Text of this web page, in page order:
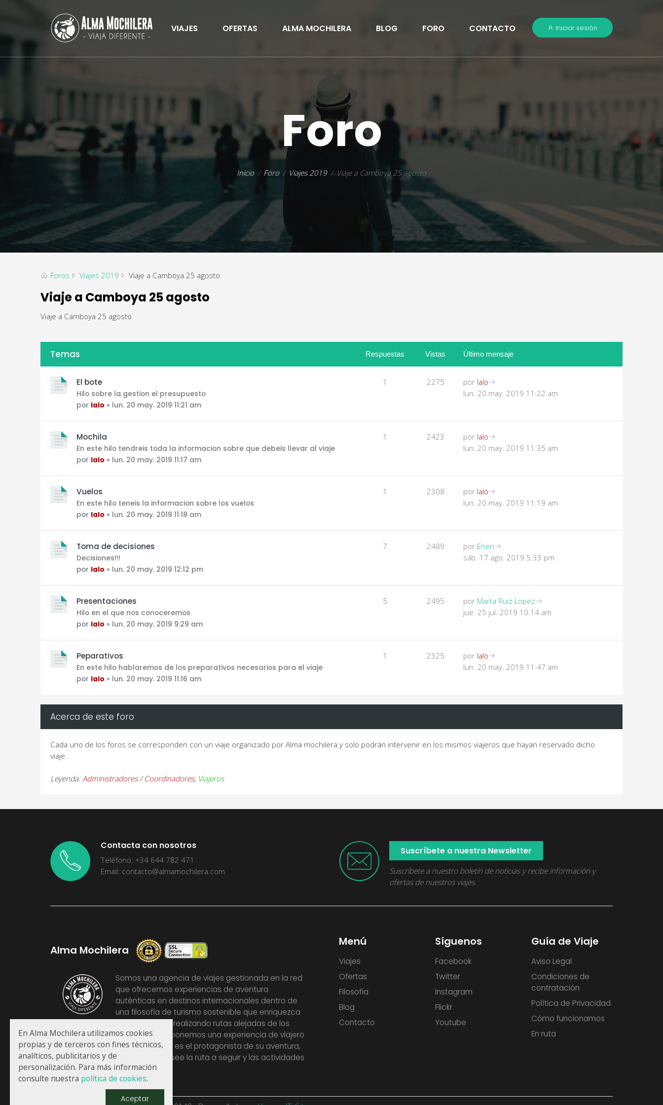
Iniciar sesión
VIAJES OFERTAS ALMA MOCHILERA BLOG FORO CONTACTO
Foro
Inicio Foro Viajes 2019 Viaje a Camboya 25 agosto
Foros Viajes 2019 Viaje a Camboya 25 agosto
Viaje a Camboya 25 agosto
Viaje a Camboya 25 agosto
Temas Respuestas Vistas Último mensaje
El bote
Hilo sobre la gestion el presupuesto
por lalo » lun. 20 may. 2019 11:21 am
1 2275 por lalo
lun. 20 may. 2019 11:22 am
Mochila
En este hilo tendreis toda la informacion sobre que debeis llevar al viaje
por lalo » lun. 20 may. 2019 11:17 am
1 2423 por lalo
lun. 20 may. 2019 11:35 am
Vuelos
En este hilo teneis la informacion sobre los vuelos
por lalo » lun. 20 may. 2019 11:18 am
1 2308 por lalo
lun. 20 may. 2019 11:19 am
Toma de decisiones
Decisiones!!!
por lalo » lun. 20 may. 2019 12:12 pm
7 2489 por Eneri
sáb. 17 ago. 2019 5:33 pm
Presentaciones
Hilo en el que nos conoceremos
por lalo » lun. 20 may. 2019 9:29 am
5 2495 por Marta Ruiz Lopez
jue. 25 jul. 2019 10:14 am
Peparativos
En este hilo hablaremos de los preparativos necesarios para el viaje
por lalo » lun. 20 may. 2019 11:16 am
1 2325 por lalo
lun. 20 may. 2019 11:47 am
Acerca de este foro
Cada uno de los foros se corresponden con un viaje organizado por Alma mochilera y solo podrán intervenir en los mismos viajeros que hayan reservado dicho
viaje.
Leyenda:Administradores / Coordinadores, Viajeros
Contacta con nosotros
Teléfono: +34 644 782 471
Email: contacto@almamochilera.com
Suscríbete a nuestra Newsletter
Suscríbete a nuestro boletín de noticias y recibe información y
ofertas de nuestros viajes.
Alma Mochilera
Somos una agencia de viajes gestionada en la red
que ofrecemos experiencias de aventura
auténticas en destinos internacionales dentro de
una filosofía de turismo sostenible que enriquezca
la economía del país de destino, realizando rutas alejadas de los
clásicos paquetes turísticos. Proponemos una experiencia de viajero
en vez de turista donde el cliente es el protagonista de su aventura,
decidiendo en la medida que desee la ruta a seguir y las actividades
a realizar.
Menú
Viajes
Ofertas
Filosofía
Blog
Contacto
Síguenos
Facebook
Twitter
Instagram
Flickr
Youtube
Guía de Viaje
Aviso Legal
Condiciones de
contratación
Política de Privacidad
Cómo funcionamos
En ruta
En Alma Mochilera utilizamos cookies
propias y de terceros con fines técnicos,
analíticos, publicitarios y de
personalización. Para más información
consulte nuestra política de cookies.
Aceptar